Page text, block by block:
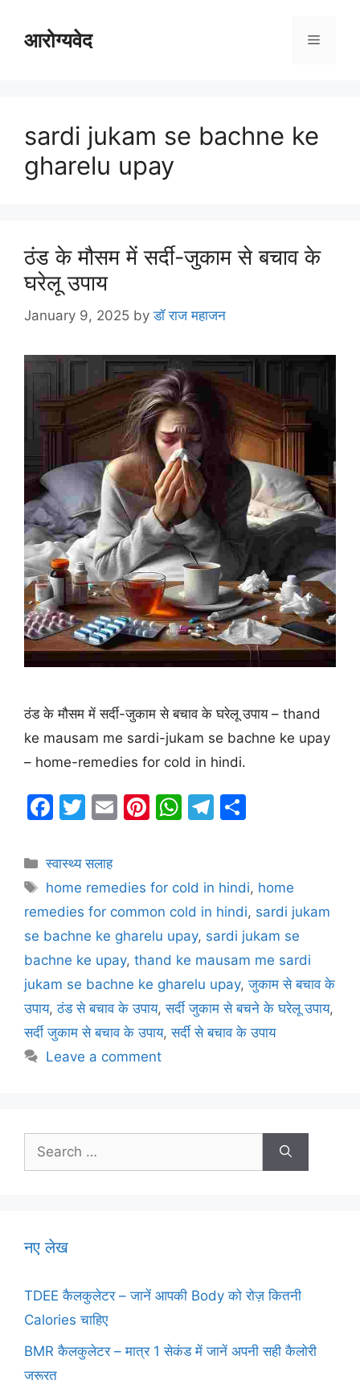
आरोग्यवेद Menu
sardi jukam se bachne ke
gharelu upay
ठंड के मौसम में सर्दी-जुकाम से बचाव के
घरेलू उपाय
January 9, 2025 byडॉ राज महाजन
ठंड के मौसम में सर्दी-जुकाम से बचाव के घरेलू उपाय – thand
ke mausam me sardi-jukam se bachne ke upay
– home-remedies for cold in hindi.
F
c
e
b
o
o
k
T
itt
er
E
l
Pi
e
st
W
s
A
p
p
T
gr
a
m
e
Categories
स्वास्थ्य सलाह
Tags
home remedies for cold in hindi, home
remedies for common cold in hindi, sardi jukam
se bachne ke gharelu upay, sardi jukam se
bachne ke upay, thand ke mausam me sardi
jukam se bachne ke gharelu upay,जुकाम से बचाव के
उपाय,ठंड से बचाव के उपाय,सर्दी जुकाम से बचने के घरेलू उपाय,
सर्दी जुकाम से बचाव के उपाय,सर्दी से बचाव के उपाय
Leave a comment
Search
for:
नए लेख
TDEE कैलकुलेटर – जानें आपकी Body को रोज़ कितनी
Calories चाहिए
BMR कैलकुलेटर – मात्र 1 सेकंड में जानें अपनी सही कैलोरी
जरूरत